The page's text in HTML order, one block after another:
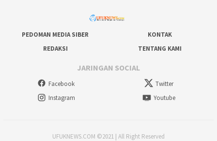
PEDOMAN MEDIA SIBER
KONTAK
REDAKSI
TENTANG KAMI
JARINGAN SOCIAL
Facebook
Twitter
Instagram
Youtube
UFUKNEWS.COM ©2021 | All Right Reserved